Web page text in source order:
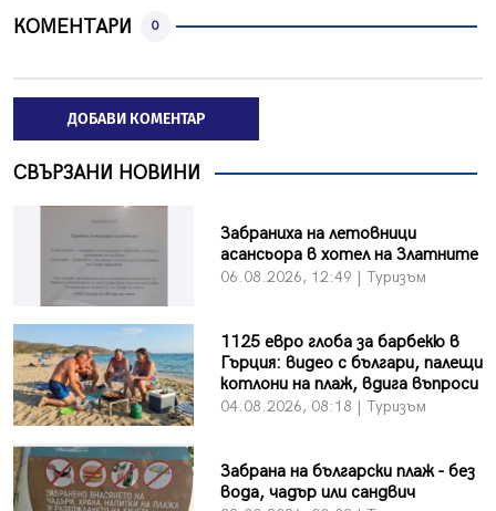
КОМЕНТАРИ 0
ДОБАВИ КОМЕНТАР
СВЪРЗАНИ НОВИНИ
Забраниха на летовници
асансьора в хотел на Златните
06.08.2026, 12:49 | Туризъм
1125 евро глоба за барбекю в
Гърция: видео с българи, палещи
котлони на плаж, вдига въпроси
04.08.2026, 08:18 | Туризъм
Забрана на български плаж - без
вода, чадър или сандвич